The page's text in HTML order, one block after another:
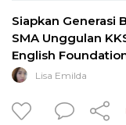
Siapkan Generasi
SMA Unggulan
English
Lisa Emilda